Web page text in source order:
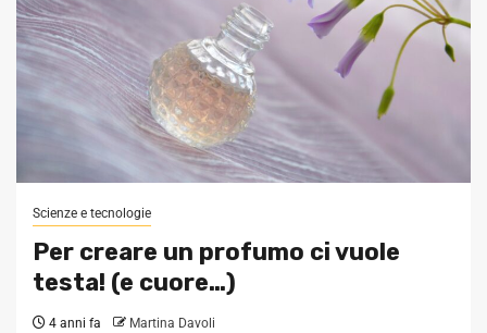
Scienze e tecnologie
Per creare un profumo ci vuole
testa! (e cuore…)
4 anni fa Martina Davoli